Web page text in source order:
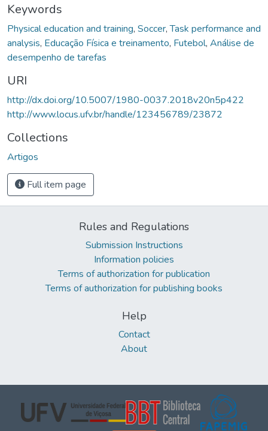
Keywords
Physical education and training, Soccer,Task performance and
analysis, Educação Física e treinamento, Futebol, Análise de
desempenho de tarefas
URI
http://dx.doi.org/10.5007/1980-0037.2018v20n5p422
http://www.locus.ufv.br/handle/123456789/23872
Collections
Artigos
Full item page
Rules and Regulations
Submission Instructions
Information policies
Terms of authorization for publication
Terms of authorization for publishing books
Help
Contact
About